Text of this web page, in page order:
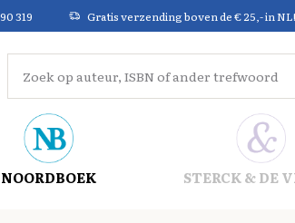
319 Gratis verzending boven de € 25,- in NL!
NOORDBOEK STERCK & DE